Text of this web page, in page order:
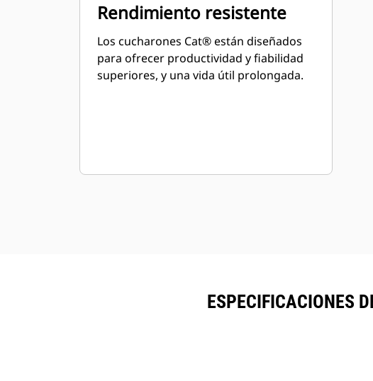
Rendimiento resistente
Los cucharones Cat® están diseñados
para ofrecer productividad y fiabilidad
superiores, y una vida útil prolongada.
ESPECIFICACIONES